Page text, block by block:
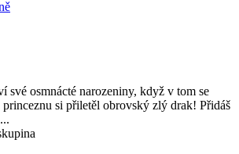
své osmnácté narozeniny, když v tom se
princeznu si přiletěl obrovský zlý drak! Přidáš